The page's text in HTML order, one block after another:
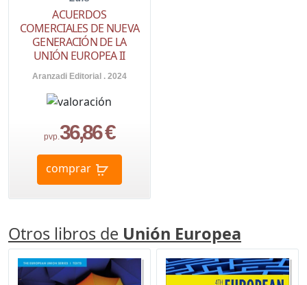
ACUERDOS
COMERCIALES DE NUEVA
GENERACIÓN DE LA
UNIÓN EUROPEA II
Aranzadi Editorial . 2024
pvp.36,86 €
comprar
Otros libros de Unión Europea